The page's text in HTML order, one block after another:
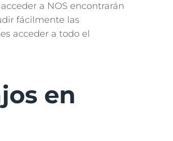
a NOS encontrarán
fácilmente las
acceder a todo el
en